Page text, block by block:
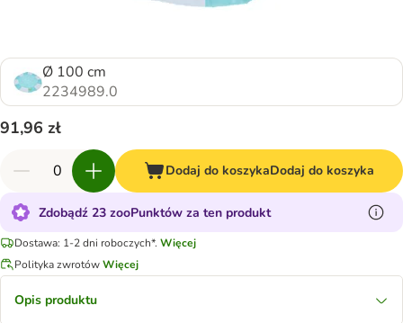
Ø 100 cm
2234989.0
91,96 zł
Dodaj do koszykaDodaj do koszyka
Zdobądź 23 zooPunktów za ten produkt
Dostawa: 1-2 dni roboczych*. Więcej
Polityka zwrotówWięcej
Opis produktu